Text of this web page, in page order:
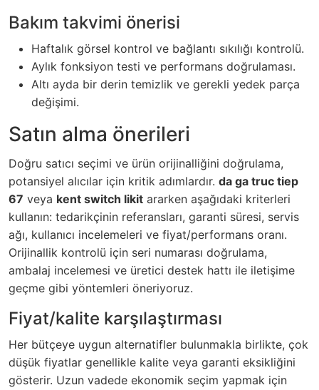
Bakım takvimi önerisi
Haftalık görsel kontrol ve bağlantı sıkılığı kontrolü.
Aylık fonksiyon testi ve performans doğrulaması.
Altı ayda bir derin temizlik ve gerekli yedek parça
değişimi.
Satın alma önerileri
Doğru satıcı seçimi ve ürün orijinalliğini doğrulama,
potansiyel alıcılar için kritik adımlardır. da ga truc tiep
67 veya kent switch likit ararken aşağıdaki kriterleri
kullanın: tedarikçinin referansları, garanti süresi, servis
ağı, kullanıcı incelemeleri ve fiyat/performans oranı.
Orijinallik kontrolü için seri numarası doğrulama,
ambalaj incelemesi ve üretici destek hattı ile iletişime
geçme gibi yöntemleri öneriyoruz.
Fiyat/kalite karşılaştırması
Her bütçeye uygun alternatifler bulunmakla birlikte, çok
düşük fiyatlar genellikle kalite veya garanti eksikliğini
gösterir. Uzun vadede ekonomik seçim yapmak için